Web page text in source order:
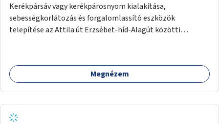
Kerékpársáv vagy kerékpárosnyom kialakítása,
sebességkorlátozás és forgalomlassító eszközök
telepítése az Attila út Erzsébet-híd-Alagút közötti
Megnézem